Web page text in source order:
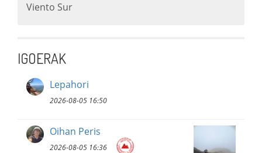
Viento Sur
IGOERAK
Lepahori
2026-08-05 16:50
Oihan Peris
2026-08-05 16:36